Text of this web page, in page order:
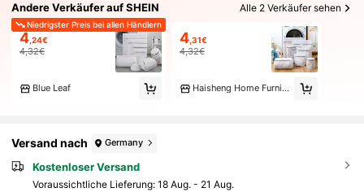
Andere Verkäufer auf SHEIN Alle 2 Verkäufer sehen
Niedrigster Preis bei allen Händlern
4,24€
4,32€
Blue Leaf
4,31€
4,32€
Haisheng Home Furnishings
Versand nach Germany
Kostenloser Versand
Voraussichtliche Lieferung: 18 Aug. - 21 Aug.